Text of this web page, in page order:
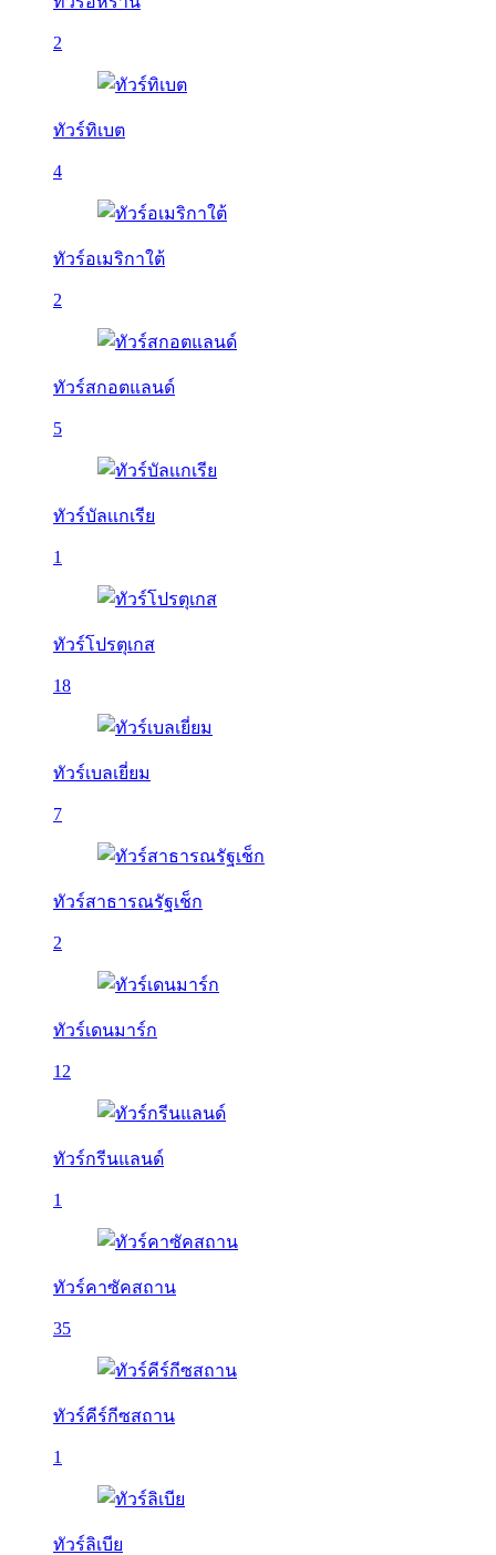
2
ทัวร์ทิเบต
4
ทัวร์อเมริกาใต้
2
ทัวร์สกอตแลนด์
5
ทัวร์บัลเเกเรีย
1
ทัวร์โปรตุเกส
18
ทัวร์เบลเยี่ยม
7
ทัวร์สาธารณรัฐเช็ก
2
ทัวร์เดนมาร์ก
12
ทัวร์กรีนแลนด์
1
ทัวร์คาซัคสถาน
35
ทัวร์คีร์กีซสถาน
1
ทัวร์ลิเบีย